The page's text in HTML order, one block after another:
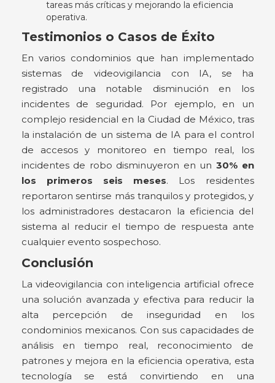
tareas más críticas y mejorando la eficiencia
operativa.
Testimonios o Casos de Éxito
En varios condominios que han implementado
sistemas de videovigilancia con IA, se ha
registrado una notable disminución en los
incidentes de seguridad. Por ejemplo, en un
complejo residencial en la Ciudad de México, tras
la instalación de un sistema de IA para el control
de accesos y monitoreo en tiempo real, los
incidentes de robo disminuyeron en un 30% en
los primeros seis meses. Los residentes
reportaron sentirse más tranquilos y protegidos, y
los administradores destacaron la eficiencia del
sistema al reducir el tiempo de respuesta ante
cualquier evento sospechoso.
Conclusión
La videovigilancia con inteligencia artificial ofrece
una solución avanzada y efectiva para reducir la
alta percepción de inseguridad en los
condominios mexicanos. Con sus capacidades de
análisis en tiempo real, reconocimiento de
patrones y mejora en la eficiencia operativa, esta
tecnología se está convirtiendo en una